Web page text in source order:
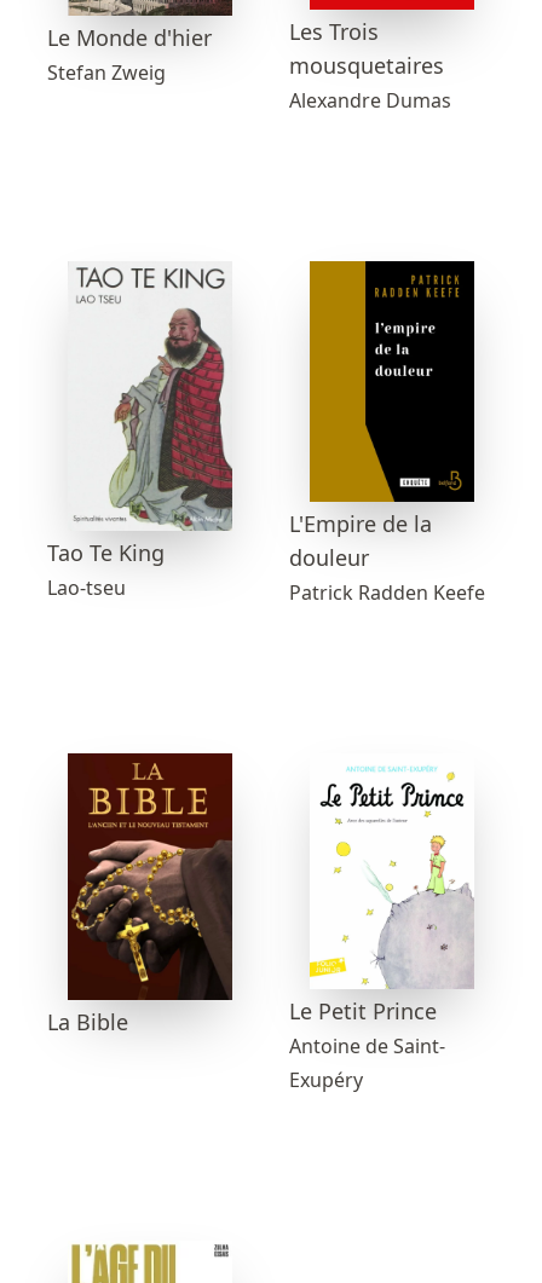
Le Monde d'hier
Stefan Zweig
Les Trois
mousquetaires
Alexandre Dumas
Tao Te King
Lao-tseu
L'Empire de la
douleur
Patrick Radden Keefe
La Bible Le Petit Prince
Antoine de Saint-
Exupéry